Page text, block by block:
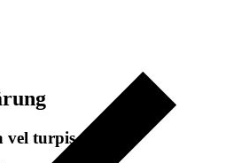
vel turpis